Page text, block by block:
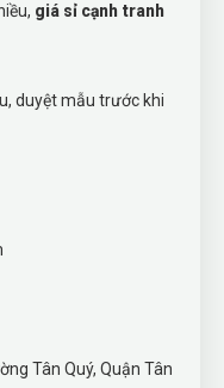
giá sỉ cạnh tranh
duyệt mẫu trước khi
Tân Quý, Quận Tân